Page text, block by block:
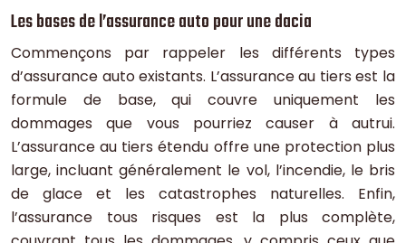
Les bases de l’assurance auto pour une dacia
Commençons par rappeler les différents types
d’assurance auto existants. L’assurance au tiers est la
formule de base, qui couvre uniquement les
dommages que vous pourriez causer à autrui.
L’assurance au tiers étendu offre une protection plus
large, incluant généralement le vol, l’incendie, le bris
de glace et les catastrophes naturelles. Enfin,
l’assurance tous risques est la plus complète,